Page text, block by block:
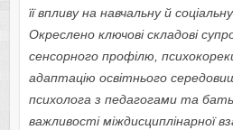
її впливу на навчальну й
Окреслено ключові складові
сенсорного профілю,
адаптацію освітнього
психолога з педагогами та
важливості міждисциплінарної